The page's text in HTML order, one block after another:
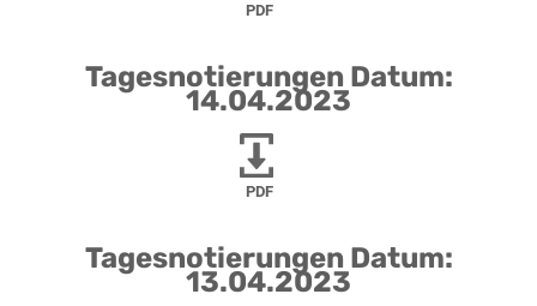
PDF
Tagesnotierungen Datum:
14.04.2023
PDF
Tagesnotierungen Datum:
13.04.2023